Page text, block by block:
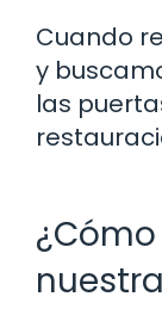
Cuando
y
las